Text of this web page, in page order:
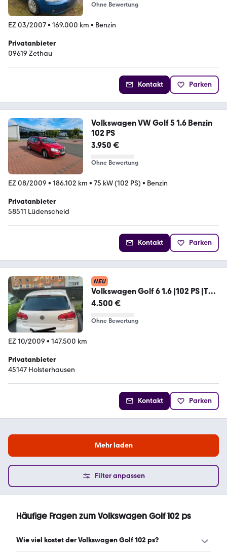
Ohne Bewertung
EZ 03/2007• 169.000 km • Benzin
Privatanbieter
09619 Zethau
Kontakt Parken
Volkswagen VW Golf 5 1.6 Benzin
102 PS
3.950 €
Ohne Bewertung
EZ 08/2009 • 186.102 km • 75 kW (102 PS) • Benzin
Privatanbieter
58511 Lüdenscheid
Kontakt Parken
NEU
Volkswagen Golf 6 1.6 |102 PS |TÜV
bis 03/...
4.500 €
Ohne Bewertung
EZ 10/2009 • 147.500 km
Privatanbieter
45147 Holsterhausen
Kontakt Parken
Mehr laden
Filter anpassen
Häufige Fragen zum Volkswagen Golf 102 ps
Wie viel kostet der Volkswagen Golf 102 ps?